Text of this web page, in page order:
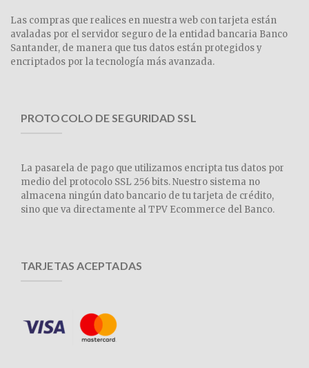
Las compras que realices en nuestra web con tarjeta están
avaladas por el servidor seguro de la entidad bancaria Banco
Santander, de manera que tus datos están protegidos y
encriptados por la tecnología más avanzada.
PROTOCOLO DE SEGURIDAD SSL
La pasarela de pago que utilizamos encripta tus datos por
medio del protocolo SSL 256 bits. Nuestro sistema no
almacena ningún dato bancario de tu tarjeta de crédito,
sino que va directamente al TPV Ecommerce del Banco.
TARJETAS ACEPTADAS